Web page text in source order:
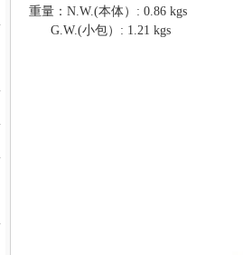
重量： N.W.(本体） : 0.86 kgs
G.W.(小包） : 1.21 kgs